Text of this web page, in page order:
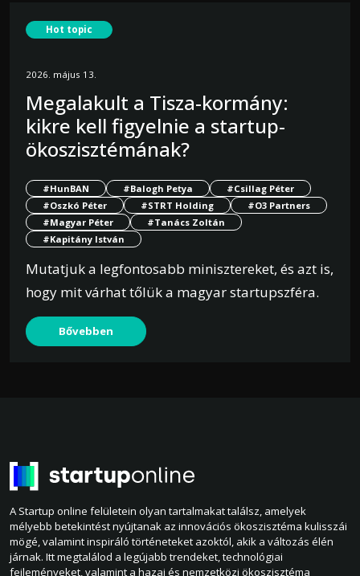
Hot topic
2026. május 13.
Megalakult a Tisza-kormány:
kikre kell figyelnie a startup-
ökoszisztémának?
#HunBAN #Balogh Petya
#Csillag Péter
#Oszkó Péter
#STRT Holding
#O3 Partners
#Magyar Péter
#Tanács Zoltán
#Kapitány István
Mutatjuk a legfontosabb minisztereket, és azt is,
hogy mit várhat tőlük a magyar startupszféra.
Bővebben
A Startup online felületein olyan tartalmakat találsz, amelyek
mélyebb betekintést nyújtanak az innovációs ökoszisztéma kulisszái
mögé, valamint inspiráló történeteket azoktól, akik a változás élén
járnak. Itt megtalálod a legújabb trendeket, technológiai
fejleményeket, valamint a hazai és nemzetközi ökoszisztéma